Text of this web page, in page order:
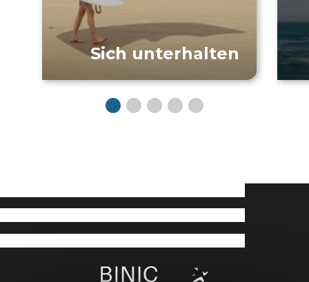
Sich unterhalten